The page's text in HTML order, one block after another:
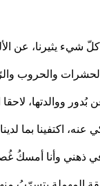
عن الألوان
والحروب
لاحقا
بما لدينا،
وأنا أمسكُ غُصنا